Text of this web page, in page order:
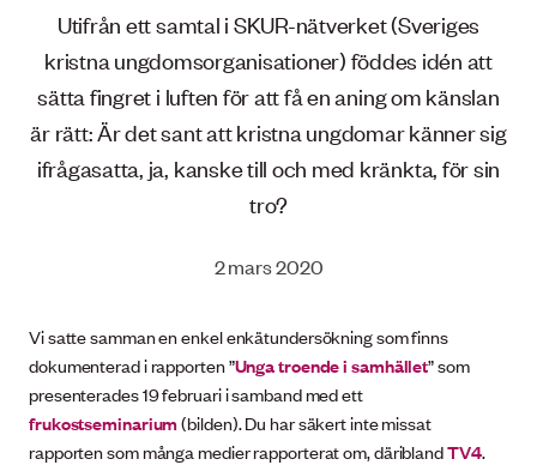
Utifrån ett samtal i SKUR-nätverket (Sveriges
kristna ungdomsorganisationer) föddes idén att
sätta fingret i luften för att få en aning om känslan
är rätt: Är det sant att kristna ungdomar känner sig
ifrågasatta, ja, kanske till och med kränkta, för sin
tro?
2 mars 2020
Vi satte samman en enkel enkätundersökning som finns
dokumenterad i rapporten ”Unga troende i samhället” som
presenterades 19 februari i samband med ett
frukostseminarium(bilden). Du har säkert inte missat
rapporten som många medier rapporterat om, däriblandTV4.